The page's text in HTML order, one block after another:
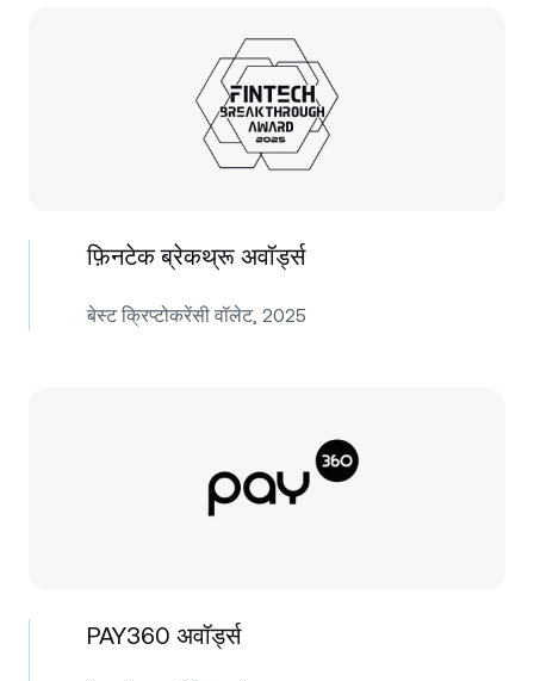
फ़िनटेक ब्रेकथ्रू अवॉर्ड्स
बेस्ट क्रिप्टोकरेंसी वॉलेट, 2025
PAY360 अवॉर्ड्स